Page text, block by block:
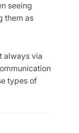
seeing
them as
always via
types of